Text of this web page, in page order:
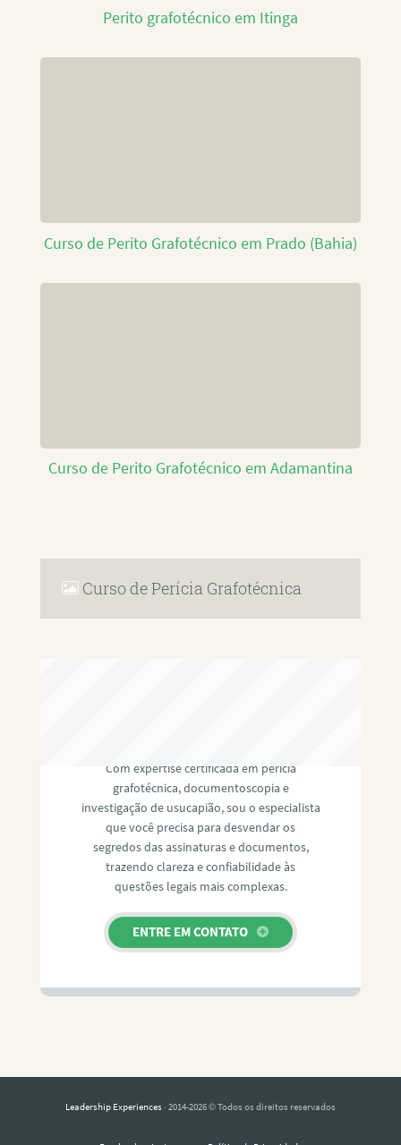
Perito grafotécnico em Itinga
Curso de Perito Grafotécnico em Prado (Bahia)
Curso de Perito Grafotécnico em Adamantina
Curso de Perícia Grafotécnica
Com expertise certificada em perícia
grafotécnica, documentoscopia e
investigação de usucapião, sou o especialista
que você precisa para desvendar os
segredos das assinaturas e documentos,
trazendo clareza e confiabilidade às
questões legais mais complexas.
ENTRE EM CONTATO
Leadership Experiences · 2014-2026 © Todos os direitos reservados